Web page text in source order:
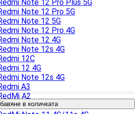
в количката
Note 12 Pro Plus 5G
Note 12 Pro 5G
Note 12 5G
Note 12 Pro 4G
Note 12 4G
Note 12s 4G
12C
12 4G
Note 12s 4G
A3
A2
A1